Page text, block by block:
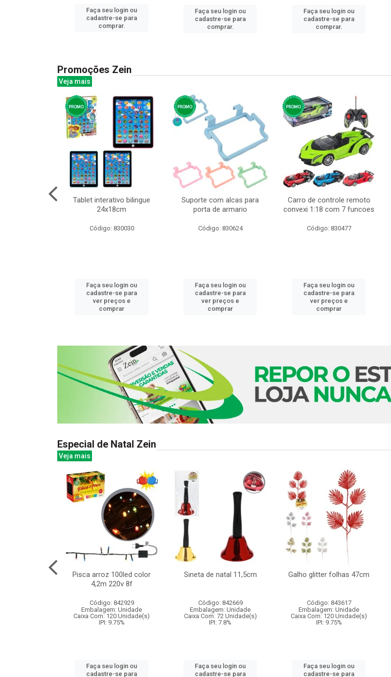
Faça seu login ou
cadastre-se para
comprar.
Faça seu login ou
cadastre-se para
comprar.
Faça seu login ou
cadastre-se para
comprar.
Promoções Zein
Veja mais
Tablet interativo bilingue
24x18cm
Código: 830030
Faça seu login ou
cadastre-se para
ver preços e
comprar
Suporte com alcas para
porta de armario
Código: 830624
Faça seu login ou
cadastre-se para
ver preços e
comprar
Carro de controle remoto
convexi 1:18 com 7 funcoes
Código: 830477
Faça seu login ou
cadastre-se para
ver preços e
comprar
Especial de Natal Zein
Veja mais
Pisca arroz 100led color
4,2m 220v 8f
Código: 842929
Embalagem: Unidade
Caixa Com: 120 Unidade(s)
IPI: 9.75%
Faça seu login ou
cadastre-se para
Sineta de natal 11,5cm
Código: 842669
Embalagem: Unidade
Caixa Com: 72 Unidade(s)
IPI: 7.8%
Faça seu login ou
cadastre-se para
Galho glitter folhas 47cm
Código: 843617
Embalagem: Unidade
Caixa Com: 120 Unidade(s)
IPI: 9.75%
Faça seu login ou
cadastre-se para